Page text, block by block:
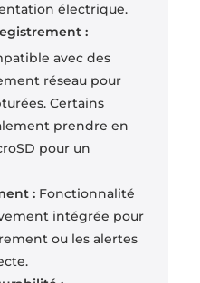
électrique.
:
avec des
réseau pour
Certains
prendre en
pour un
:Fonctionnalité
intégrée pour
ou les alertes